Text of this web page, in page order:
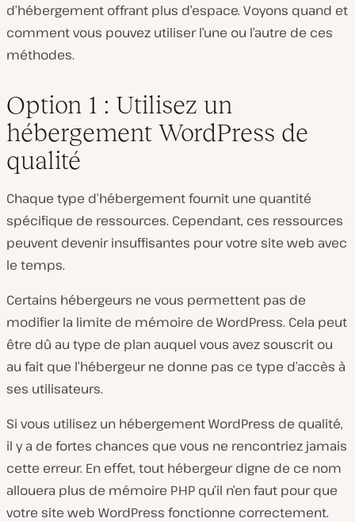
d’hébergement offrant plus d’espace. Voyons quand et
comment vous pouvez utiliser l’une ou l’autre de ces
méthodes.
Option 1 : Utilisez un
hébergement WordPress de
qualité
Chaque type d’hébergement fournit une quantité
spécifique de ressources. Cependant, ces ressources
peuvent devenir insuffisantes pour votre site web avec
le temps.
Certains hébergeurs ne vous permettent pas de
modifier la limite de mémoire de WordPress. Cela peut
être dû au type de plan auquel vous avez souscrit ou
au fait que l’hébergeur ne donne pas ce type d’accès à
ses utilisateurs.
Si vous utilisez un hébergement WordPress de qualité,
il y a de fortes chances que vous ne rencontriez jamais
cette erreur. En effet, tout hébergeur digne de ce nom
allouera plus de mémoire PHP qu’il n’en faut pour que
votre site web WordPress fonctionne correctement.